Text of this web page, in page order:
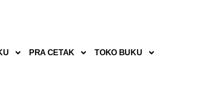
PRA CETAK TOKO BUKU